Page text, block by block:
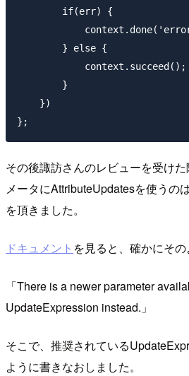
        if(err) {
        } else {
            context.succeed();
        }
    })
その後諏訪さんのレビューを受け
メータにAttributeUpdatesを使うの
を頂きました。
ドキュメント を見ると、確かにその
There is a newer parameter
UpdateExpression instead.
そこで、推奨されている
ように書きなおしました。